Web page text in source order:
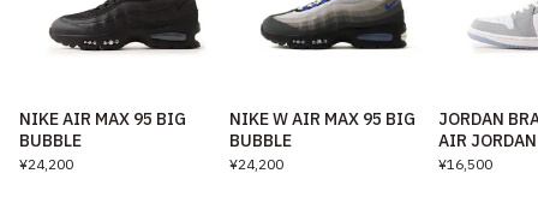
NIKE AIR MAX 95 BIG
BUBBLE
¥24,200
NIKE W AIR MAX 95 BIG
BUBBLE
¥24,200
JORDAN
AIR
¥16,500